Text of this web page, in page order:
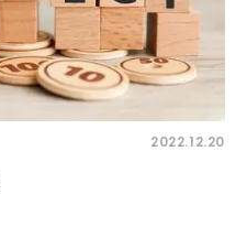
2022.12.20